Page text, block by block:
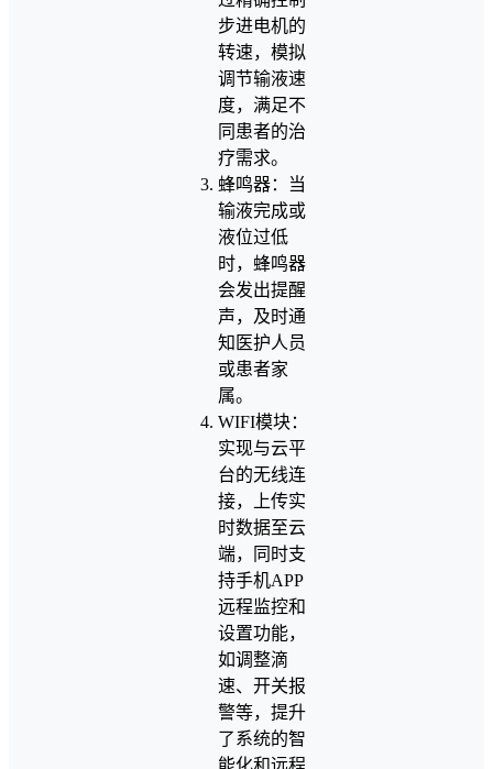
步进电机的
转速，模拟
调节输液速
度，满足不
同患者的治
疗需求。
蜂鸣器：当
输液完成或
液位过低
时，蜂鸣器
会发出提醒
声，及时通
知医护人员
或患者家
属。
WIFI模块：
实现与云平
台的无线连
接，上传实
时数据至云
端，同时支
持手机APP
远程监控和
设置功能，
如调整滴
速、开关报
警等，提升
了系统的智
能化和远程